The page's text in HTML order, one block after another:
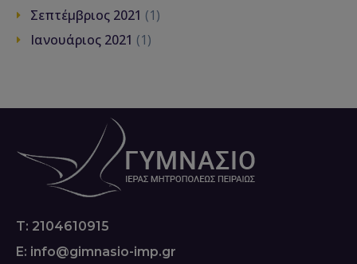
Σεπτέμβριος 2021 (1)
Ιανουάριος 2021 (1)
T: 2104610915
E: info@gimnasio-imp.gr